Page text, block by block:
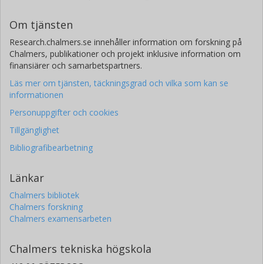
Om tjänsten
Research.chalmers.se innehåller information om forskning på
Chalmers, publikationer och projekt inklusive information om
finansiärer och samarbetspartners.
Läs mer om tjänsten, täckningsgrad och vilka som kan se
informationen
Personuppgifter och cookies
Tillgänglighet
Bibliografibearbetning
Länkar
Chalmers bibliotek
Chalmers forskning
Chalmers examensarbeten
Chalmers tekniska högskola